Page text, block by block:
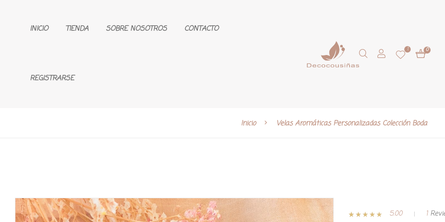
INICIO TIENDA SOBRE NOSOTROS CONTACTO
REGISTRARSE
1 0
Inicio Velas Aromáticas Personalizadas Colección Boda
🔍 5.00 1